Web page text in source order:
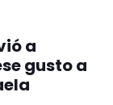
a
gusto a